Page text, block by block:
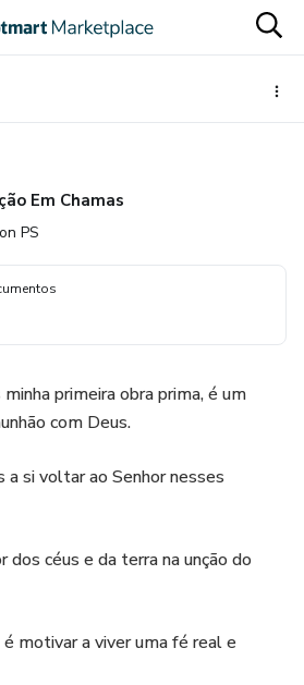
Em Chamas
PS
primeira obra prima, é um
com Deus.
a si voltar ao Senhor nesses
dos céus e da terra na unção do
motivar a viver uma fé real e